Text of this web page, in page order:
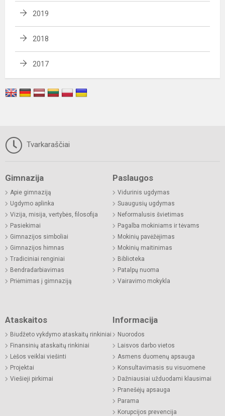
2019
2018
2017
Tvarkaraščiai
Gimnazija
Apie gimnaziją
Ugdymo aplinka
Vizija, misija, vertybės, filosofija
Pasiekimai
Gimnazijos simboliai
Gimnazijos himnas
Tradiciniai renginiai
Bendradarbiavimas
Priėmimas į gimnaziją
Paslaugos
Vidurinis ugdymas
Suaugusių ugdymas
Neformalusis švietimas
Pagalba mokiniams ir tėvams
Mokinių pavėžėjimas
Mokinių maitinimas
Biblioteka
Patalpų nuoma
Vairavimo mokykla
Ataskaitos
Biudžeto vykdymo ataskaitų rinkiniai
Finansinių ataskaitų rinkiniai
Lėšos veiklai viešinti
Projektai
Viešieji pirkimai
Informacija
Nuorodos
Laisvos darbo vietos
Asmens duomenų apsauga
Konsultavimasis su visuomene
Dažniausiai užduodami klausimai
Pranešėjų apsauga
Parama
Korupcijos prevencija